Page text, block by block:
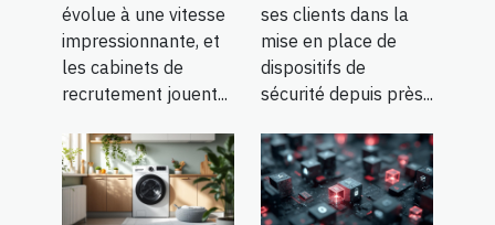
évolue à une vitesse
impressionnante, et
les cabinets de
recrutement jouent...
ses clients dans la
mise en place de
dispositifs de
sécurité depuis près...